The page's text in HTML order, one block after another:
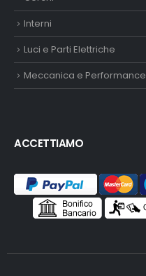
Interni
Luci e Parti Elettriche
Meccanica e Performance
ACCETTIAMO